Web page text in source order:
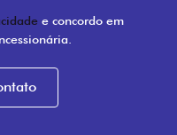
e concordo em